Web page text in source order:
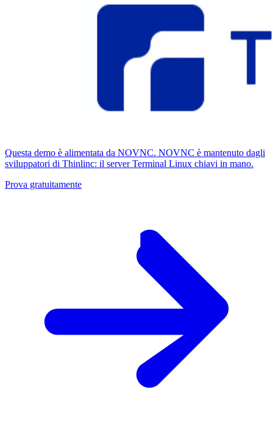
Questa demo è alimentata da NOVNC. NOVNC è mantenuto dagli
sviluppatori di Thinlinc: il server Terminal Linux chiavi in ​​mano.
Prova gratuitamente